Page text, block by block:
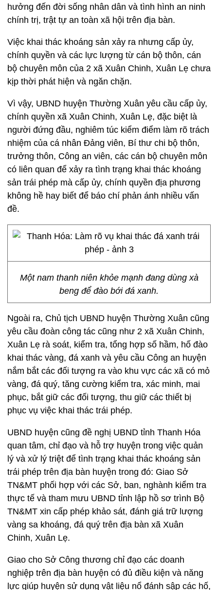
hưởng đến đời sống nhân dân và tình hình an ninh
chính trị, trật tự an toàn xã hội trên địa bàn.
Việc khai thác khoáng sản xảy ra nhưng cấp ủy,
chính quyền và các lực lượng từ cán bộ thôn, cán
bộ chuyên môn của 2 xã Xuân Chinh, Xuân Lẹ chưa
kịp thời phát hiện và ngăn chặn.
Vì vậy, UBND huyện Thường Xuân yêu cầu cấp ủy,
chính quyền xã Xuân Chinh, Xuân Lẹ, đặc biệt là
người đứng đầu, nghiêm túc kiểm điểm làm rõ trách
nhiệm của cá nhân Đảng viên, Bí thư chi bộ thôn,
trưởng thôn, Công an viên, các cán bộ chuyên môn
có liên quan để xảy ra tình trạng khai thác khoáng
sản trái phép mà cấp ủy, chính quyền địa phương
không hề hay biết để báo chí phản ánh nhiều vấn
đề.
Một nam thanh niên khỏe mạnh đang dùng xà
beng để đào bới đá xanh.
Ngoài ra, Chủ tịch UBND huyện Thường Xuân cũng
yêu cầu đoàn công tác cũng như 2 xã Xuân Chinh,
Xuân Lẹ rà soát, kiểm tra, tổng hợp số hầm, hố đào
khai thác vàng, đá xanh và yêu cầu Công an huyện
nắm bắt các đối tượng ra vào khu vực các xã có mỏ
vàng, đá quý, tăng cường kiểm tra, xác minh, mai
phục, bắt giữ các đối tượng, thu giữ các thiết bị
phục vụ việc khai thác trái phép.
UBND huyện cũng đề nghị UBND tỉnh Thanh Hóa
quan tâm, chỉ đạo và hỗ trợ huyện trong việc quản
lý và xử lý triệt để tình trạng khai thác khoáng sản
trái phép trên địa bàn huyện trong đó: Giao Sở
TN&MT phối hợp với các Sở, ban, nghành kiểm tra
thực tế và tham mưu UBND tỉnh lập hồ sơ trình Bộ
TN&MT xin cấp phép khảo sát, đánh giá trữ lượng
vàng sa khoáng, đá quý trên địa bàn xã Xuân
Chinh, Xuân Lẹ.
Giao cho Sở Công thương chỉ đạo các doanh
nghiệp trên địa bàn huyện có đủ điều kiện và năng
lực giúp huyện sử dụng vật liệu nổ đánh sập các hố,